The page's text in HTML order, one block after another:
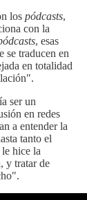
los pódcasts,
con la
, esas
se traducen en
en totalidad
ser un
en redes
a entender la
tanto el
hice la
y tratar de